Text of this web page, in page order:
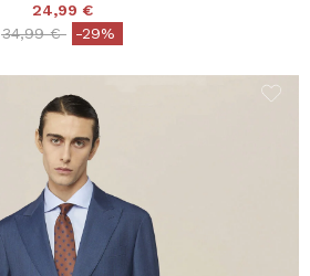
24,99 €
Price reduced from
34,99 €to-29%